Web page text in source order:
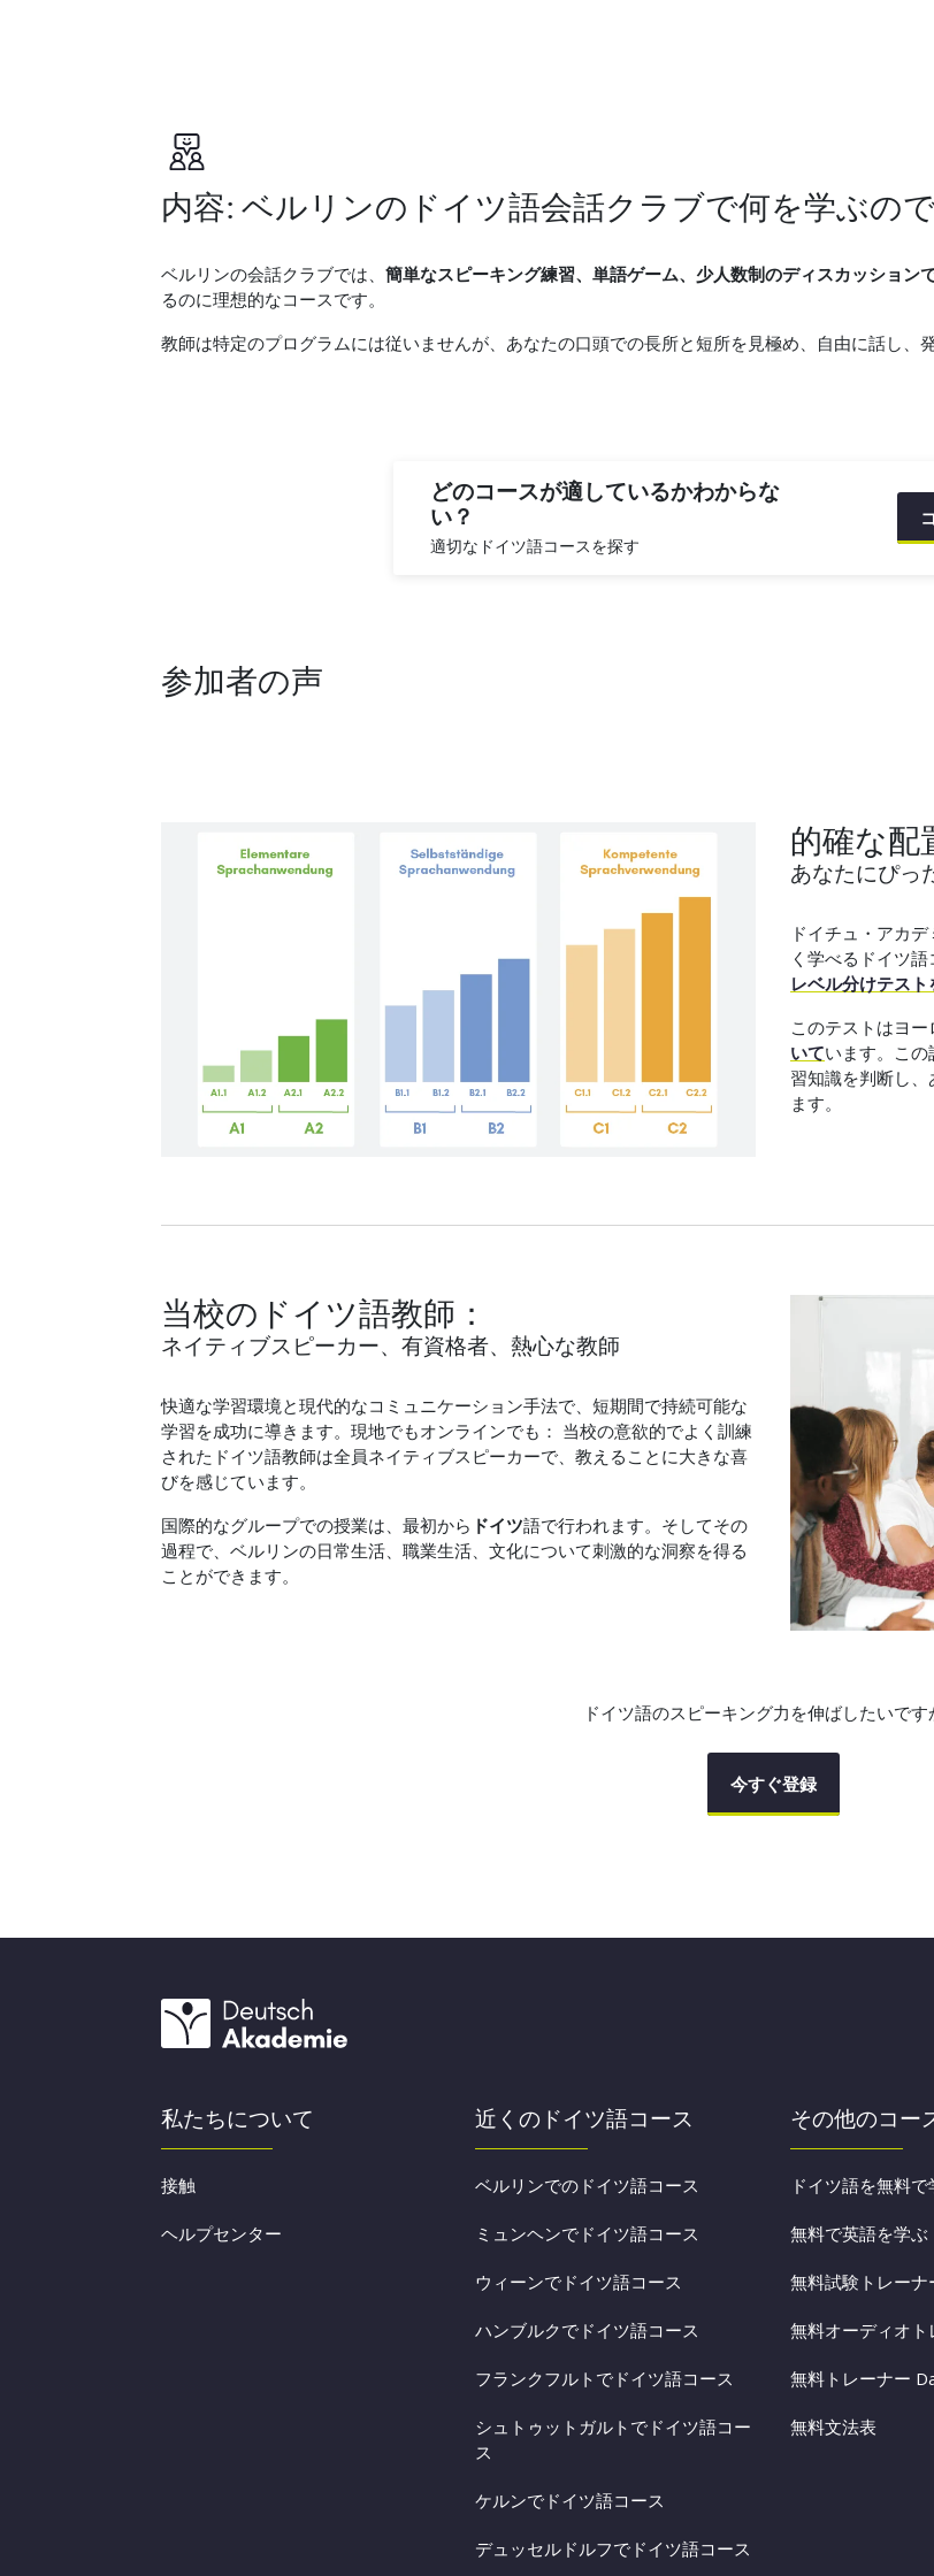
内容: ベルリンのドイツ語会話クラブで何を学ぶの
ベルリンの会話クラブでは、 簡単なスピーキング練習、単語ゲーム、少人数制のディスカッション
るのに理想的なコースです。
教師は特定のプログラムには従いませんが、あなたの口頭での長所と短所を見極め、自由に話し、
どのコースが適しているかわからな
い？
適切なドイツ語コースを探す
参加者の声
的確な配
あなたにぴっ
ドイチュ・アカ
く学べるドイツ
レベル分けテスト
このテストはヨ
いています。こ
習知識を判断し
ます。
当校のドイツ語教師：
ネイティブスピーカー、有資格者、熱心な教師
快適な学習環境と現代的なコミュニケーション手法で、短期間で持続可能な
学習を成功に導きます。現地でもオンラインでも： 当校の意欲的でよく訓練
されたドイツ語教師は全員ネイティブスピーカーで、教えることに大きな喜
びを感じています。
国際的なグループでの授業は、最初から ドイツ語で行われます。そしてその
過程で、ベルリンの日常生活、職業生活、文化について刺激的な洞察を得る
ことができます。
ドイツ語のスピーキング力を伸ばしたいです
今すぐ登録
私たちについて
接触
ヘルプセンター
近くのドイツ語コース
ベルリンでのドイツ語コース
ミュンヘンでドイツ語コース
ウィーンでドイツ語コース
ハンブルクでドイツ語コース
フランクフルトでドイツ語コース
シュトゥットガルトでドイツ語コー
ス
ケルンでドイツ語コース
デュッセルドルフでドイツ語コース
その他のコー
ドイツ語を無料で
無料で英語を学ぶ
無料試験トレーナ
無料オーディオト
無料トレーナー
無料文法表